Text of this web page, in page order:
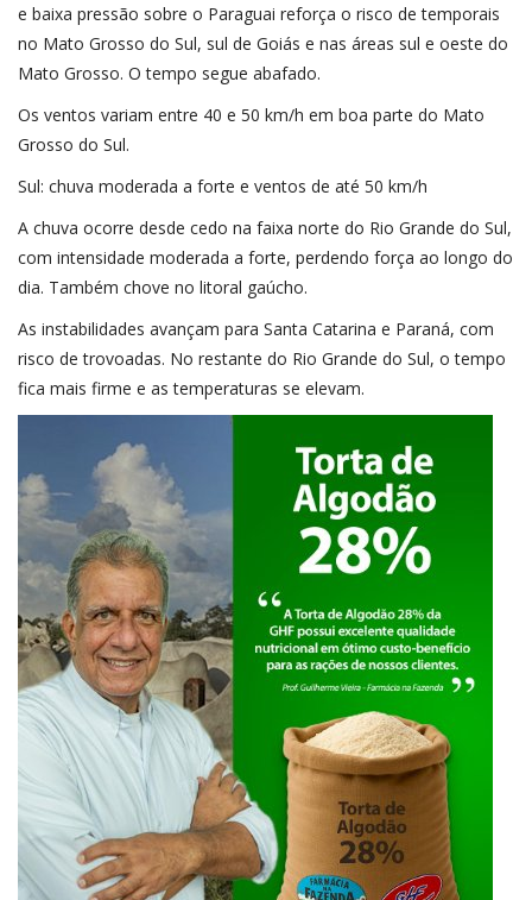
e baixa pressão sobre o Paraguai reforça o risco de temporais
no Mato Grosso do Sul, sul de Goiás e nas áreas sul e oeste do
Mato Grosso. O tempo segue abafado.
Os ventos variam entre 40 e 50 km/h em boa parte do Mato
Grosso do Sul.
Sul: chuva moderada a forte e ventos de até 50 km/h
A chuva ocorre desde cedo na faixa norte do Rio Grande do Sul,
com intensidade moderada a forte, perdendo força ao longo do
dia. Também chove no litoral gaúcho.
As instabilidades avançam para Santa Catarina e Paraná, com
risco de trovoadas. No restante do Rio Grande do Sul, o tempo
fica mais firme e as temperaturas se elevam.